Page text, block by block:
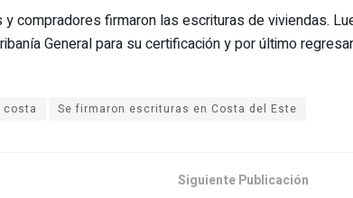
y compradores firmaron las escrituras de viviendas.
General para su certificación y por último
costa
Siguiente Publicación